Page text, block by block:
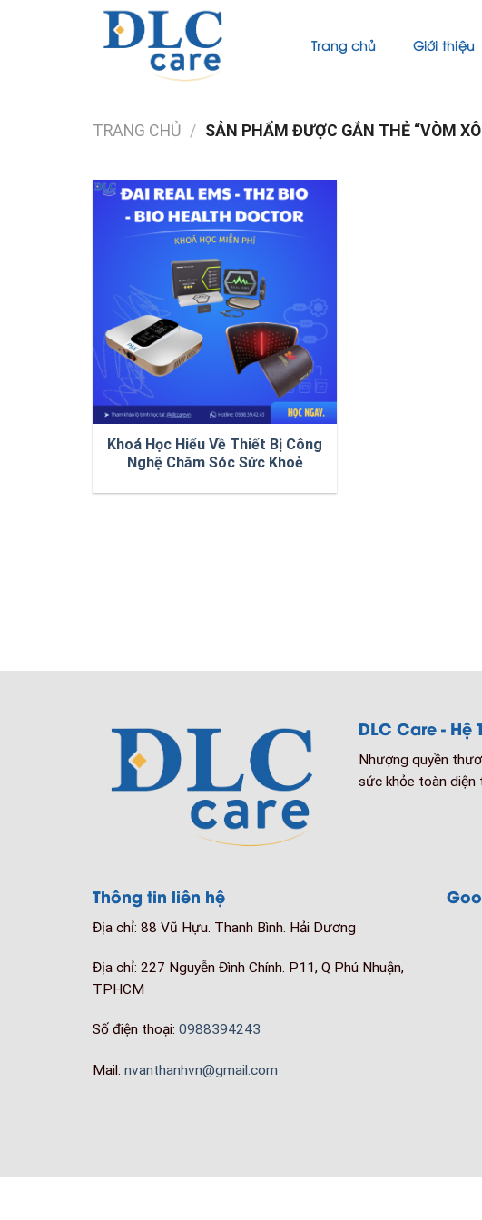
Trang chủ Giới thiệu
TRANG CHỦ / SẢN PHẨM ĐƯỢC GẮN THẺ “VÒM
Khoá Học Hiểu Về Thiết Bị Công
Nghệ Chăm Sóc Sức Khoẻ
DLC Care - Hệ
Nhượng quyền
sức khỏe toàn diện
Thông tin liên hệ
Địa chỉ: 88 Vũ Hựu. Thanh Bình. Hải Dương
Địa chỉ: 227 Nguyễn Đình Chính. P11, Q Phú Nhuận,
TPHCM
Số điện thoại: 0988394243
Mail: nvanthanhvn@gmail.com